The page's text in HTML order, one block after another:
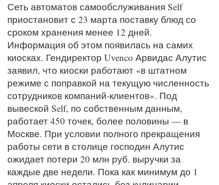
Сеть автоматов самообслуживания Self
приостановит с 23 марта поставку блюд со
сроком хранения менее 12 дней.
Информация об этом появилась на самих
киосках. Гендиректор Uvenco Арвидас Алутис
заявил, что киоски работают «в штатном
режиме с поправкой на текущую численность
сотрудников компаний-клиентов». Под
вывеской Self, по собственным данным,
работает 450 точек, более половины — в
Москве. При условии полного прекращения
работы сети в столице господин Алутис
ожидает потери 20 млн руб. выручки за
каждые две недели. Пока как минимум до 1